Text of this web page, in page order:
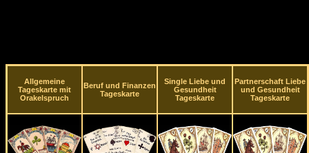
Allgemeine
Tageskarte mit
Orakelspruch
Beruf und Finanzen
Tageskarte
Single Liebe und
Gesundheit
Tageskarte
Partnerschaft Liebe
und Gesundheit
Tageskarte